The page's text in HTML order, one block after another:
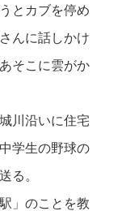
とカブを停め
んに話しかけ
そこに雲がか
川沿いに住宅
学生の野球の
る。
」のことを教